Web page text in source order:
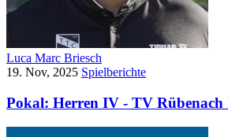
Luca Marc Briesch
19. Nov, 2025 Spielberichte
Pokal: Herren IV - TV